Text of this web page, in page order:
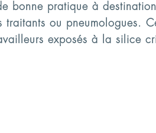
bonne pratique à
ou pneumologues.
exposés à la silice